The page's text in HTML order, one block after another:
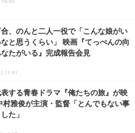
、のんと二人一役で「こんな娘がい
と思うくらい」 映画『てっぺんの向
たがいる』完成報告会見
11:41
する青春ドラマ『俺たちの旅』が映
村雅俊が主演・監督「とんでもない事
た」